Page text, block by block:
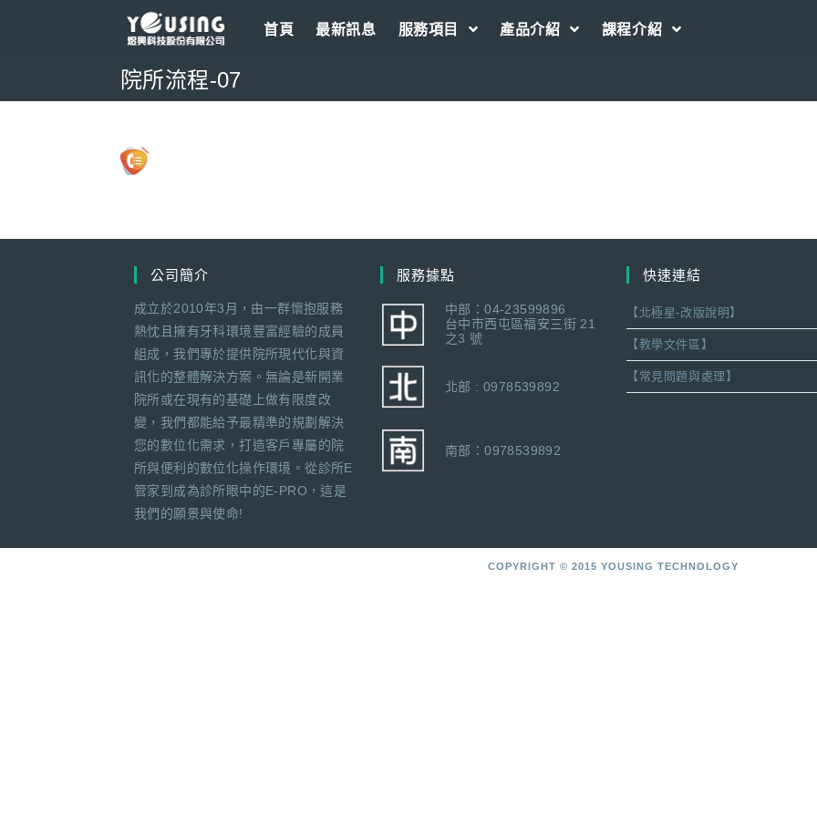
首頁 最新訊息 服務項目 產品介紹 課程介紹
院所流程-07
公司簡介
成立於2010年3月，由一群懷抱服務
熱忱且擁有牙科環境豐富經驗的成員
組成，我們專於提供院所現代化與資
訊化的整體解決方案。無論是新開業
院所或在現有的基礎上做有限度改
變，我們都能給予最精準的規劃解決
您的數位化需求，打造客戶專屬的院
所與便利的數位化操作環境。從診所E
管家到成為診所眼中的E-PRO，這是
我們的願景與使命!
服務據點
中部：04-23599896
台中市西屯區福安三街 21
之3 號
北部 : 0978539892
南部：0978539892
快速連結
【北極星-改版說明】
【教學文件區】
【常見問題與處理】
COPYRIGHT © 2015 YOUSING TECHNOLOGY